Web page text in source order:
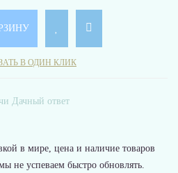
В ОДИН КЛИК
в мире, цена и наличие товаров
не успеваем быстро обновлять.